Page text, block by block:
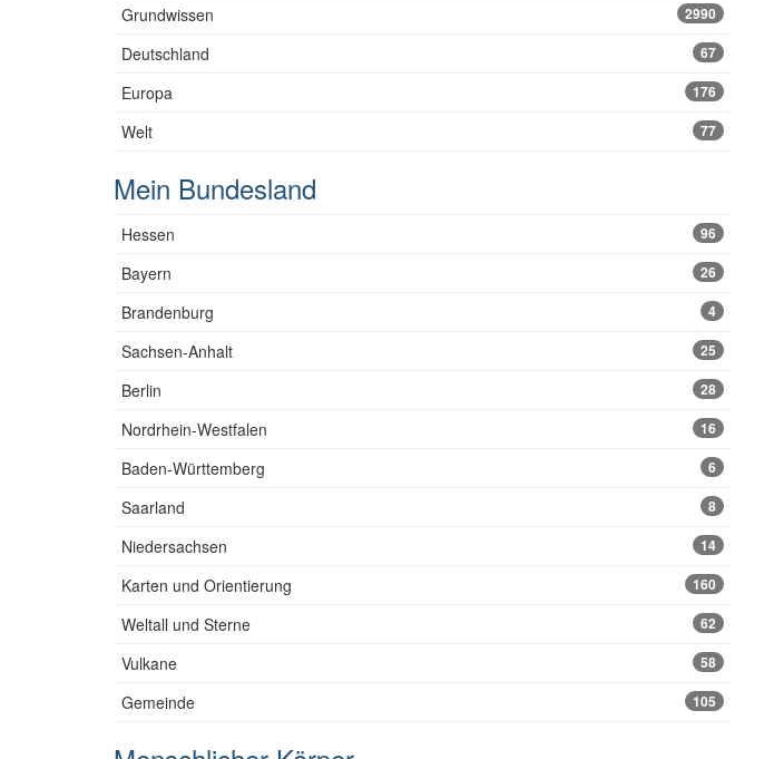
Grundwissen 2990
Deutschland 67
Europa 176
Welt 77
Mein Bundesland
Hessen 96
Bayern 26
Brandenburg 4
Sachsen-Anhalt 25
Berlin 28
Nordrhein-Westfalen 16
Baden-Württemberg 6
Saarland 8
Niedersachsen 14
Karten und Orientierung 160
Weltall und Sterne 62
Vulkane 58
Gemeinde 105